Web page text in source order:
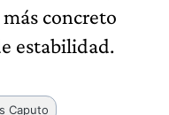
concreto
estabilidad.
Caputo